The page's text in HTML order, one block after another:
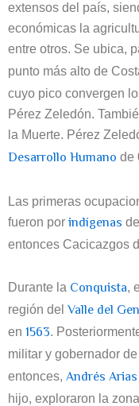
extensos del país,
económicas la
entre otros. Se ubica,
punto más alto de
cuyo pico convergen
Pérez Zeledón.
la Muerte. Pérez
Desarrollo Humano de
Las primeras
fueron porindígenas
entonces Cacicazgos
Durante la Conquista,
región delValle del
en 1563.
militar y gobernador
entonces, Andrés
hijo, exploraron la